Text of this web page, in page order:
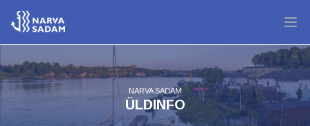
NARVA SADAM
ÜLDINFO